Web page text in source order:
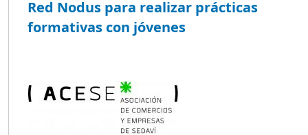
Red Nodus para realizar prácticas
formativas con jóvenes